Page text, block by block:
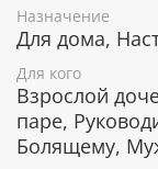
Защита от
Защита от
Помощь в
Назначение
Для дома,
Для кого
Взрослой
паре,
Болящему,